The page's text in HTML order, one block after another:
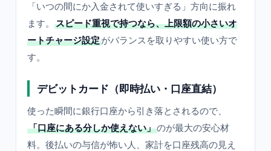
「いつの間にか入金されて使いすぎる」方向に振れ
ます。
スピード重視で持つなら、上限額の小さいオ
ートチャージ設定がバランスを取りやすい使い方で
す。
デビットカード（即時払い・口座直結）
使った瞬間に銀行口座から引き落とされるので、
「口座にある分しか使えない」のが最大の安心材
料。後払いの与信が怖い人、家計を口座残高の見え